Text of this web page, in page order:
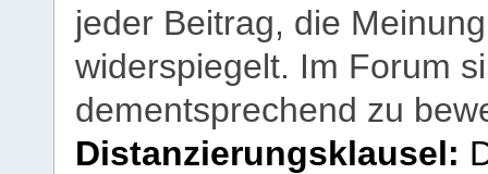
jeder Beitrag, die
widerspiegelt. Im Forum
dementsprechend zu
Distanzierungsklausel: